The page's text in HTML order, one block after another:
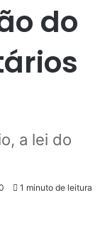
do
a lei do
1 minuto de leitura